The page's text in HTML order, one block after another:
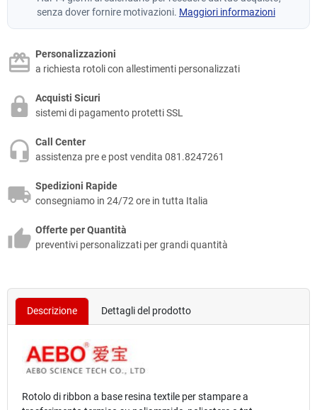
senza dover fornire motivazioni. Maggiori informazioni
Personalizzazioni
a richiesta rotoli con allestimenti personalizzati
Acquisti Sicuri
sistemi di pagamento protetti SSL
Call Center
assistenza pre e post vendita 081.8247261
Spedizioni Rapide
consegniamo in 24/72 ore in tutta Italia
Offerte per Quantità
preventivi personalizzati per grandi quantità
Descrizione Dettagli del prodotto
Rotolo di ribbon a base resina textile per stampare a